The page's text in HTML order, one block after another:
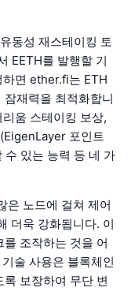
동성 재스테이킹 토
EETH를 발행할 기
하면 ether.fi는 ETH
재력을 최적화합니
움 스테이킹 보상,
포인트
수 있는 능력 등 네 가
은 노드에 걸쳐 제어
더욱 강화됩니다. 이
조작하는 것을 어
술 사용은 블록체인
보장하여 무단 변